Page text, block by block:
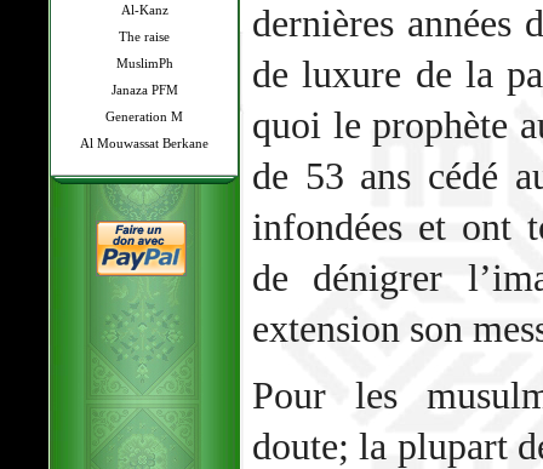
Al-Kanz
The raise
MuslimPh
Janaza PFM
Generation M
Al Mouwassat Berkane
dernières années
de luxure de la
quoi le prophète
de 53 ans cédé
infondées et ont
de dénigrer
extension son
Pour les
doute; la plupart